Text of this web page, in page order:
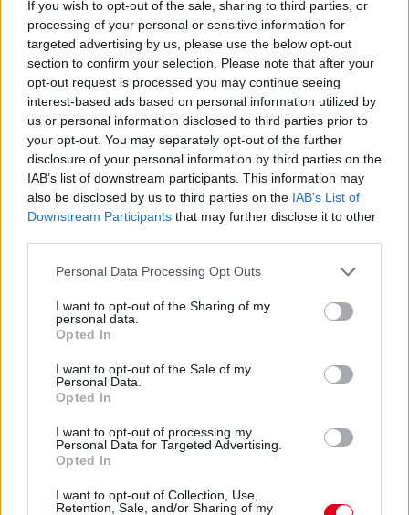
If you wish to opt-out of the sale, sharing to third parties, or
processing of your personal or sensitive information for
targeted advertising by us, please use the below opt-out
section to confirm your selection. Please note that after your
opt-out request is processed you may continue seeing
interest-based ads based on personal information utilized by
us or personal information disclosed to third parties prior to
your opt-out. You may separately opt-out of the further
disclosure of your personal information by third parties on the
IAB’s list of downstream participants. This information may
also be disclosed by us to third parties on the IAB’s List of
Downstream Participants that may further disclose it to other
Please note that this website/app uses one or more Google
not limited to your visit or usage behaviour. You may click to
grant or deny consent to Google and its third-party tags to
use your data for below specified purposes in below Google
consent section.
Personal Data Processing Opt Outs
I want to opt-out of the Sharing of my
personal data.
Opted In
I want to opt-out of the Sale of my
Personal Data.
Opted In
I want to opt-out of processing my
Personal Data for Targeted Advertising.
Opted In
I want to opt-out of Collection, Use,
Retention, Sale, and/or Sharing of my
Open Road Tour néven az országot átszelő, márkafüggetlen
motorostúrát szervez a május 26-i hétvégére a Harley-
Davidson Budapest. A túrát az útmenti városok is lelkesen
támogatják.
részletek
2022. március 29. kedd, 14:01
Új, innovatív és elérhető márkával bővül a
magyar autópiac